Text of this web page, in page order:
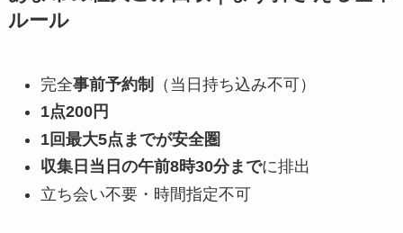
ルール
完全事前予約制
（当日持ち込み不可）
1点200円
1回最大5点までが安全圏
収集日当日の午前8時30分までに排出
立ち会い不要・時間指定不可